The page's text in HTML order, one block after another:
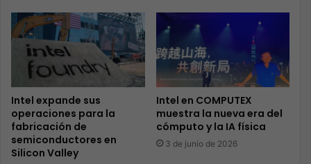
Intel expande sus
operaciones para la
fabricación de
semiconductores en
Silicon Valley
Intel en COMPUTEX
muestra la nueva era del
cómputo y la IA física
3 de junio de 2026